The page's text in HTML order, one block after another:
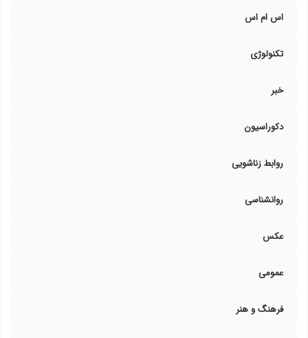
اس ام اس
تکنولوژی
خبر
دکوراسیون
روابط زناشویی
روانشناسی
عکس
عمومی
فرهنگ و هنر